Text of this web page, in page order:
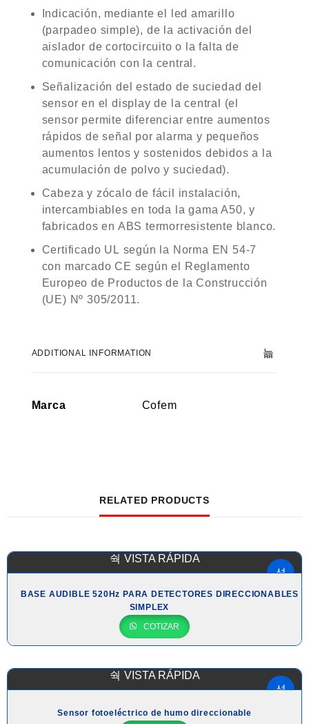
Indicación, mediante el led amarillo
(parpadeo simple), de la activación del
aislador de cortocircuito o la falta de
comunicación con la central.
Señalización del estado de suciedad del
sensor en el display de la central (el
sensor permite diferenciar entre aumentos
rápidos de señal por alarma y pequeños
aumentos lentos y sostenidos debidos a la
acumulación de polvo y suciedad).
Cabeza y zócalo de fácil instalación,
intercambiables en toda la gama A50, y
fabricados en ABS termorresistente blanco.
Certificado UL según la Norma EN 54-7
con marcado CE según el Reglamento
Europeo de Productos de la Construcción
(UE) Nº 305/2011.
ADDITIONAL INFORMATION
Marca Cofem
RELATED PRODUCTS
VISTA RÁPIDA
BASE AUDIBLE 520Hz PARA DETECTORES DIRECCIONABLES
SIMPLEX
COTIZAR
VISTA RÁPIDA
Sensor fotoeléctrico de humo direccionable